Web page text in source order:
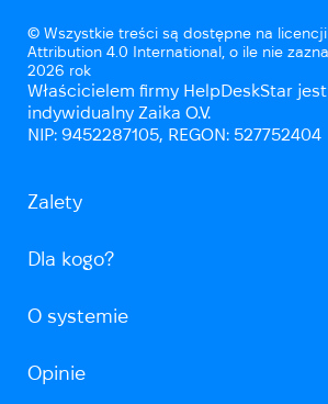
© Wszystkie treści są dostępne na licencji
Attribution 4.0 International, o ile nie
2026 rok
Właścicielem firmy HelpDeskStar
indywidualny Zaika O.V.
NIP: 9452287105, REGON: 527752404
Zalety
Dla kogo?
O systemie
Opinie